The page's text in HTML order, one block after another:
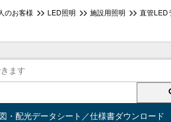
のお客様 LED照明 施設用照明 直管LED
・配光データシート／仕様書ダウンロード